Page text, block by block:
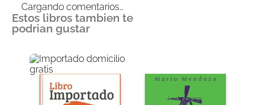
Cargando comentarios…
Estos libros tambien te
podrian gustar